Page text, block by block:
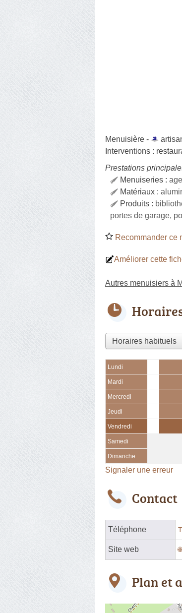
Menuisière -
Interventions :
Prestations
Menuiseries :
Matériaux :
Produits :
portes de garage,
Recommander ce
Améliorer cette
Autres menuisiers à
Lundi
Mardi
Mercredi
Jeudi
Vendredi
Samedi
Dimanche
Signaler une erreur
Contact
Téléphone
Site web
Plan et